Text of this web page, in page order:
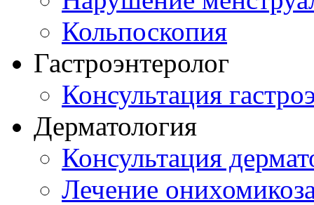
Кольпоскопия
Гастроэнтеролог
Консультация
Дерматология
Консультация
Лечение